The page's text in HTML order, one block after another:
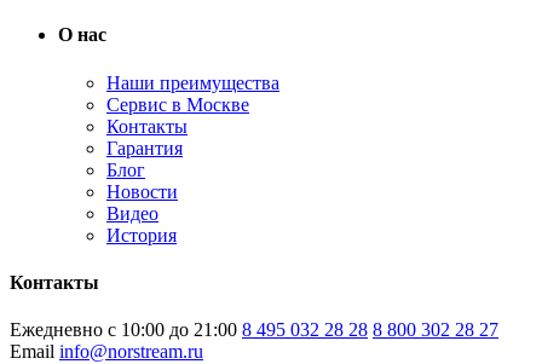
О нас
Наши преимущества
Сервис в Москве
Контакты
Гарантия
Блог
Новости
Видео
История
Контакты
Ежедневно с 10:00 до 21:00 8 495 032 28 28 8 800 302 28 27
Email info@norstream.ru